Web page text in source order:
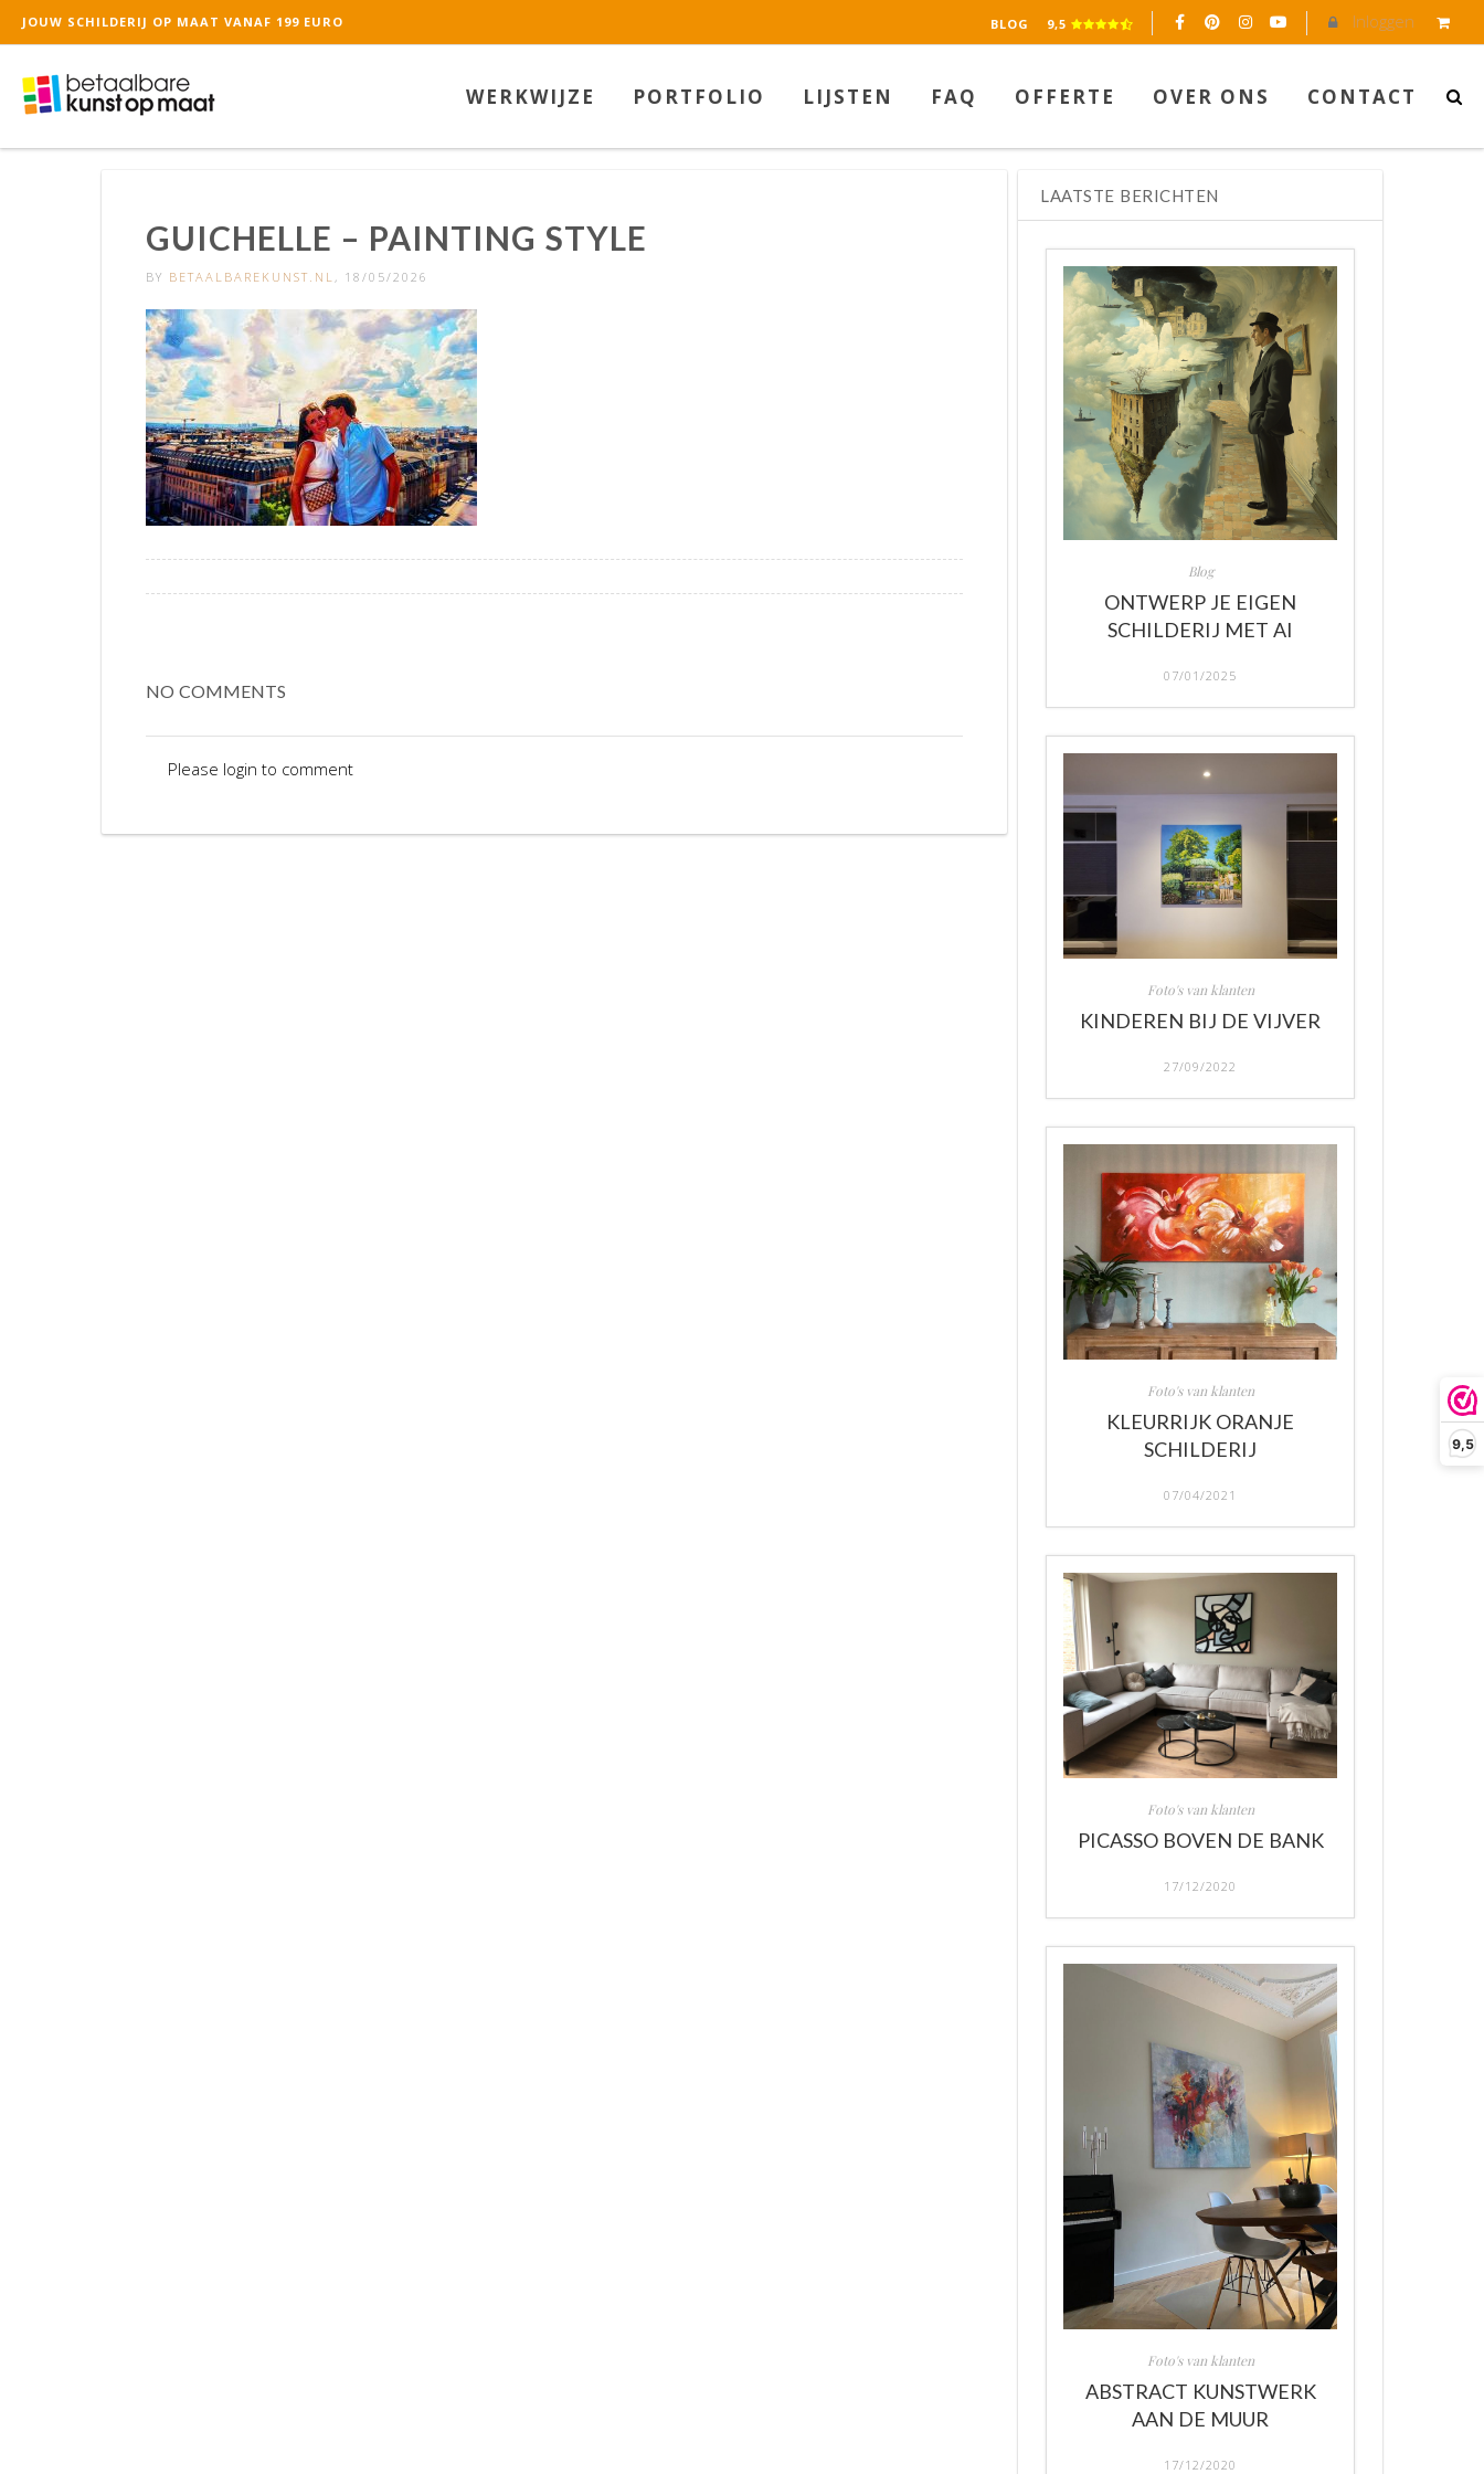
9,5
JOUW SCHILDERIJ OP MAAT VANAF 199 EURO Inloggen
BLOG 9,5
WERKWIJZE PORTFOLIO LIJSTEN FAQ OFFERTE OVER ONS CONTACT
GUICHELLE – PAINTING STYLE
BY BETAALBAREKUNST.NL , 18/05/2026
NO COMMENTS
Please login to comment
LAATSTE BERICHTEN
Blog
ONTWERP JE EIGEN
SCHILDERIJ MET AI
07/01/2025
Foto's van klanten
KINDEREN BIJ DE VIJVER
27/09/2022
Foto's van klanten
KLEURRIJK ORANJE
SCHILDERIJ
07/04/2021
Foto's van klanten
PICASSO BOVEN DE BANK
17/12/2020
Foto's van klanten
ABSTRACT KUNSTWERK
AAN DE MUUR
17/12/2020
De waardering van www.betaalbarekunst.nl bij is 9.5/10 gebaseerd op 2045 reviews.